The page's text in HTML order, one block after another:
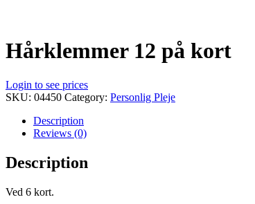
Hårklemmer 12 på kort
Login to see prices
SKU: 04450 Category: Personlig Pleje
Description
Reviews (0)
Description
Ved 6 kort.